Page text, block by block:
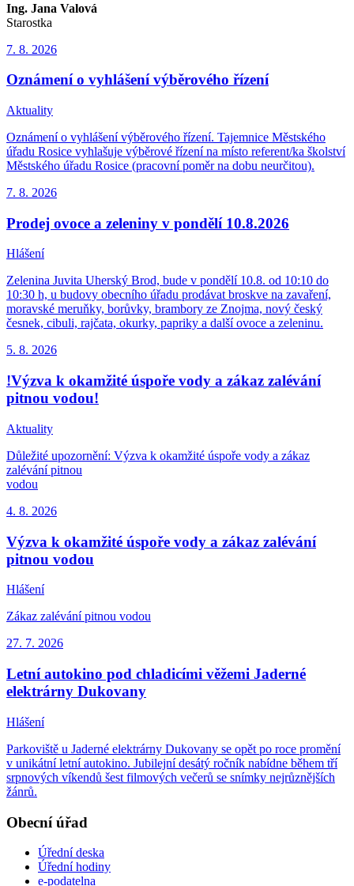
Ing. Jana Valová
Starostka
7. 8. 2026
Oznámení o vyhlášení výběrového řízení
Aktuality
Oznámení o vyhlášení výběrového řízení. Tajemnice Městského
úřadu Rosice vyhlašuje výběrové řízení na místo referent/ka školství
Městského úřadu Rosice (pracovní poměr na dobu neurčitou).
7. 8. 2026
Prodej ovoce a zeleniny v pondělí 10.8.2026
Hlášení
Zelenina Juvita Uherský Brod, bude v pondělí 10.8. od 10:10 do
10:30 h, u budovy obecního úřadu prodávat broskve na zavaření,
moravské meruňky, borůvky, brambory ze Znojma, nový český
česnek, cibuli, rajčata, okurky, papriky a další ovoce a zeleninu.
5. 8. 2026
!Výzva k okamžité úspoře vody a zákaz zalévání
pitnou vodou!
Aktuality
Důležité upozornění: Výzva k okamžité úspoře vody a zákaz
zalévání pitnou
vodou
4. 8. 2026
Výzva k okamžité úspoře vody a zákaz zalévání
pitnou vodou
Hlášení
Zákaz zalévání pitnou vodou
27. 7. 2026
Letní autokino pod chladicími věžemi Jaderné
elektrárny Dukovany
Hlášení
Parkoviště u Jaderné elektrárny Dukovany se opět po roce promění
v unikátní letní autokino. Jubilejní desátý ročník nabídne během tří
srpnových víkendů šest filmových večerů se snímky nejrůznějších
žánrů.
Obecní úřad
Úřední deska
Úřední hodiny
e-podatelna